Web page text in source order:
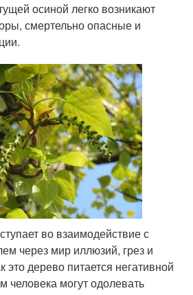
осиной легко возникают
смертельно опасные и
во взаимодействие с
через мир иллюзий, грез и
это дерево питается негативной
человека могут одолевать